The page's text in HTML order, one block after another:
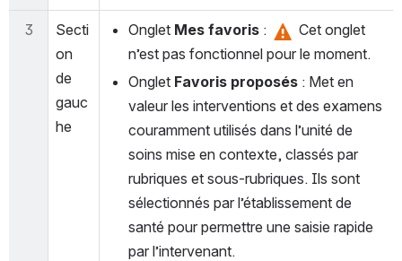
3
Secti
on
de
gauc
he
Onglet Mes favoris :
Cet onglet
n’est pas fonctionnel pour le moment.
Onglet Favoris proposés : Met en
valeur les interventions et des examens
couramment utilisés dans l’unité de
soins mise en contexte, classés par
rubriques et sous-rubriques. Ils sont
sélectionnés par l’établissement de
santé pour permettre une saisie rapide
par l’intervenant.